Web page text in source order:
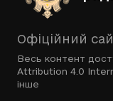
Офіційний
Весь контент
Attribution 4.0
інше